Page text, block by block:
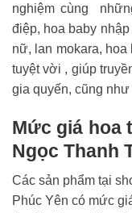
nghiệm cùng
điệp, hoa baby
nữ, lan mokara,
tuyệt vời , giúp
gia quyến, cũng
Mức giá hoa
Ngọc Thanh
Các sản phẩm tại
Phúc Yên có mức